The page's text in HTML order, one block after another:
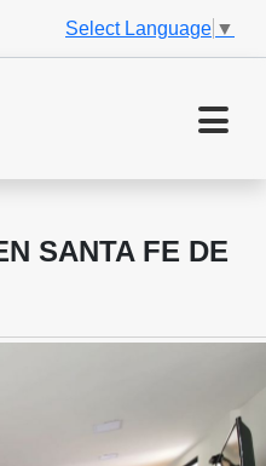
Select Language ▼
SANTA FE DE